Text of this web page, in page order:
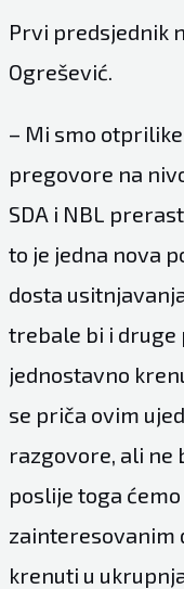
Prvi predsjednik
Ogrešević.
– Mi smo
pregovore na
SDA i NBL
to je jedna nova
dosta
trebale bi i druge
jednostavno
se priča ovim
razgovore, ali ne
poslije toga
zainteresovanim
krenuti u